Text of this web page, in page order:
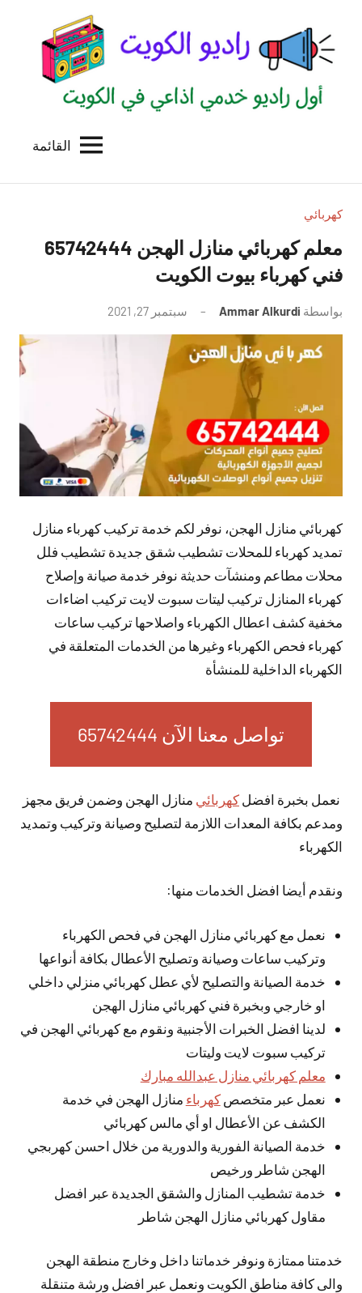
المحتوى
الكويت
للاعلانات
بالكويت
القائمة
كهربائي
معلم كهربائي منازل الهجن 65742444
فني كهرباء بيوت الكويت
بواسطة Ammar Alkurdi سبتمبر 27, 2021
توجد
كهربائي منازل الهجن، نوفر لكم خدمة تركيب كهرباء منازل
تمديد كهرباء للمحلات تشطيب شقق جديدة تشطيب فلل
محلات مطاعم ومنشآت حديثة نوفر خدمة صيانة وإصلاح
كهرباء المنازل تركيب ليتات سبوت لايت تركيب اضاءات
مخفية كشف اعطال الكهرباء واصلاحها تركيب ساعات
كهرباء فحص الكهرباء وغيرها من الخدمات المتعلقة في
الكهرباء الداخلية للمنشأة
تواصل معنا الآن 65742444
نعمل بخبرة افضل كهربائي منازل الهجن وضمن فريق مجهز
ومدعم بكافة المعدات اللازمة لتصليح وصيانة وتركيب وتمديد
الكهرباء
ونقدم أيضا افضل الخدمات منها:
نعمل مع كهربائي منازل الهجن في فحص الكهرباء
وتركيب ساعات وصيانة وتصليح الأعطال بكافة أنواعها
خدمة الصيانة والتصليح لأي عطل كهربائي منزلي داخلي
او خارجي وبخبرة فني كهربائي منازل الهجن
لدينا افضل الخبرات الأجنبية ونقوم مع كهربائي الهجن في
تركيب سبوت لايت وليتات
معلم كهربائي منازل عبدالله مبارك
نعمل عبر متخصصكهرباء منازل الهجن في خدمة
الكشف عن الأعطال او أي مالس كهربائي
خدمة الصيانة الفورية والدورية من خلال احسن كهربجي
الهجن شاطر ورخيص
خدمة تشطيب المنازل والشقق الجديدة عبر افضل
مقاول كهربائي منازل الهجن شاطر
خدمتنا ممتازة ونوفر خدماتنا داخل وخارج منطقة الهجن
والى كافة مناطق الكويت ونعمل عبر افضل ورشة متنقلة